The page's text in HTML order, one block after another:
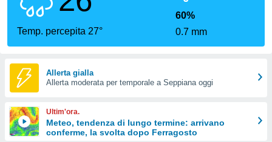
per
le
di
Web
le
Temp. percepita 27°
60%
0.7 mm
Allerta gialla
Allerta moderata per temporale a Seppiana oggi
Ultim'ora.
Meteo, tendenza di lungo termine: arrivano
conferme, la svolta dopo Ferragosto